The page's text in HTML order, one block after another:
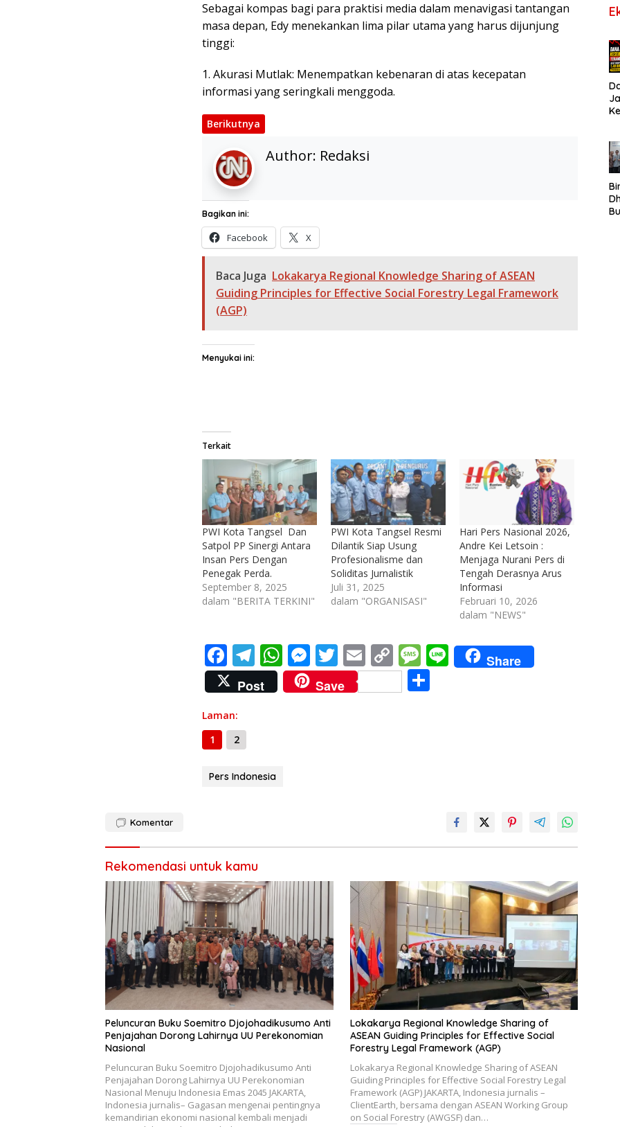
Sebagai kompas bagi para praktisi media dalam menavigasi tantangan
masa depan, Edy menekankan lima pilar utama yang harus dijunjung
tinggi:
1. Akurasi Mutlak: Menempatkan kebenaran di atas kecepatan
informasi yang seringkali menggoda.
Berikutnya
Author: Redaksi
Bagikan ini:
Facebook X
Baca Juga Lokakarya Regional Knowledge Sharing of ASEAN
Guiding Principles for Effective Social Forestry Legal Framework
(AGP)
Menyukai ini:
Terkait
PWI Kota Tangsel Dan
Satpol PP Sinergi Antara
Insan Pers Dengan
Penegak Perda.
September 8, 2025
dalam "BERITA TERKINI"
PWI Kota Tangsel Resmi
Dilantik Siap Usung
Profesionalisme dan
Soliditas Jurnalistik
Juli 31, 2025
dalam "ORGANISASI"
Hari Pers Nasional 2026,
Andre Kei Letsoin :
Menjaga Nurani Pers di
Tengah Derasnya Arus
Informasi
Februari 10, 2026
dalam "NEWS"
F
ac
e
b
o
o
k
T
el
e
m
W
h
at
M
e
ss
T
w
itt
E
m
ai
C
o
p
M
e
ss
Li
n
Share
Post
Save
Laman:
1
2
Pers Indonesia
Komentar
Rekomendasi untuk kamu
Peluncuran Buku Soemitro Djojohadikusumo Anti
Penjajahan Dorong Lahirnya UU Perekonomian
Nasional
Peluncuran Buku Soemitro Djojohadikusumo Anti
Penjajahan Dorong Lahirnya UU Perekonomian
Nasional Menuju Indonesia Emas 2045 JAKARTA,
Indonesia jurnalis– Gagasan mengenai pentingnya
kemandirian ekonomi nasional kembali menjadi
Lokakarya Regional Knowledge Sharing of
ASEAN Guiding Principles for Effective Social
Forestry Legal Framework (AGP)
Lokakarya Regional Knowledge Sharing of ASEAN
Guiding Principles for Effective Social Forestry Legal
Framework (AGP) JAKARTA, Indonesia jurnalis –
ClientEarth, bersama dengan ASEAN Working Group
on Social Forestry (AWGSF) dan…